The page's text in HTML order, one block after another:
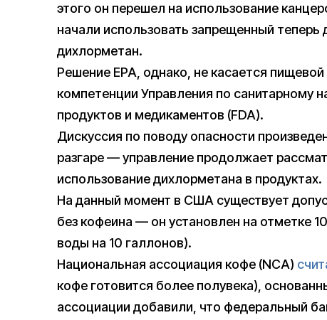
этого он перешел на использование
начали использовать запрещенный теперь
дихлорметан.
Решение EPA, однако, не касается
компетенции Управления по санитарному
продуктов и медикаментов (FDA).
Дискуссия по поводу опасности
разгаре — управление продолжает
использование дихлорметана в продуктах.
На данный момент в США существует
без кофеина — он установлен на отметке
воды на 10 галлонов).
Национальная ассоциация кофе (NCA)
кофе готовится более полувека),
ассоциации добавили, что федеральный